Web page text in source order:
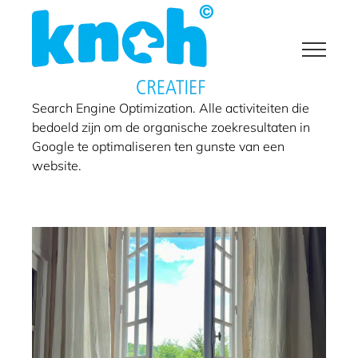
Search Engine Optimization. Alle activiteiten die
bedoeld zijn om de organische zoekresultaten in
Google te optimaliseren ten gunste van een
website.
Le manoir de Jasmine
Art direction Concept / idee Design Logo / merk SEO